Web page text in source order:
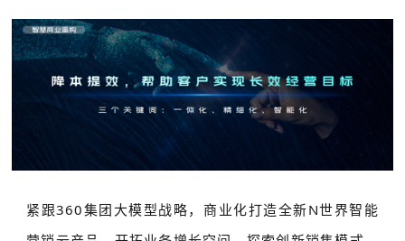
紧跟360集团大模型战略，商业化打造全新N世界智能